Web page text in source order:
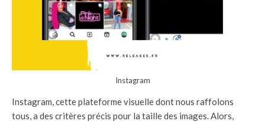
Instagram
Instagram, cette plateforme visuelle dont nous raffolons
tous, a des critères précis pour la taille des images. Alors,